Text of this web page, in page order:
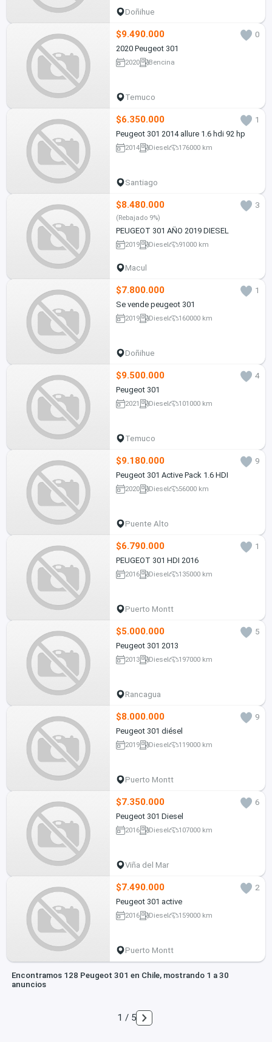
Doñihue
$9.490.000
0
2020 Peugeot 301
2020 Bencina
Temuco
$6.350.000
1
Peugeot 301 2014 allure 1.6 hdi 92 hp
2014 Diesel 176000 km
Santiago
$8.480.000 3
(Rebajado 9%)
PEUGEOT 301 AÑO 2019 DIESEL
2019 Diesel 91000 km
Macul
$7.800.000
1
Se vende peugeot 301
2019 Diesel 160000 km
Doñihue
$9.500.000
4
Peugeot 301
2021 Diesel 101000 km
Temuco
$9.180.000
9
Peugeot 301 Active Pack 1.6 HDI
2020 Diesel 56000 km
Puente Alto
$6.790.000
1
PEUGEOT 301 HDI 2016
2016 Diesel 135000 km
Puerto Montt
$5.000.000
5
Peugeot 301 2013
2013 Diesel 197000 km
Rancagua
$8.000.000
9
Peugeot 301 diésel
2019 Diesel 119000 km
Puerto Montt
$7.350.000
6
Peugeot 301 Diesel
2016 Diesel 107000 km
Viña del Mar
$7.490.000
2
Peugeot 301 active
2016 Diesel 159000 km
Puerto Montt
Encontramos 128 Peugeot 301 en Chile, mostrando 1 a 30
anuncios
1 / 5